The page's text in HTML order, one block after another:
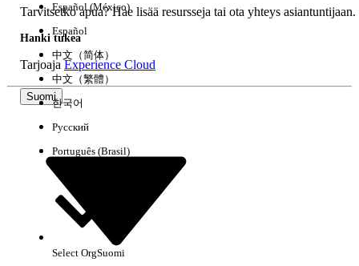
Tyhjennä kaikki Valmis
Tarvitsetko apua? Hae lisää resursseja tai ota yhteys asiantuntijaan.
Hanki tukea
TarjoajaExperience Cloud
Suomi
Español (México)
Español
中文（简体）
中文（繁體）
한국어
Русский
Português (Brasil)
Select OrgSuomi